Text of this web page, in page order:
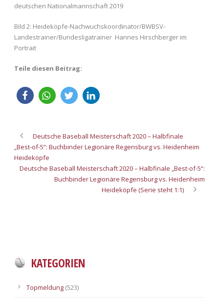
deutschen Nationalmannschaft 2019
Bild 2: Heideköpfe-Nachwuchskoordinator/BWBSV-
Landestrainer/Bundesligatrainer Hannes Hirschberger im
Portrait
Teile diesen Beitrag:
Deutsche Baseball Meisterschaft 2020 – Halbfinale
„Best-of-5“: Buchbinder Legionäre Regensburg vs. Heidenheim
Heideköpfe
Deutsche Baseball Meisterschaft 2020 – Halbfinale „Best-of-5“:
Buchbinder Legionäre Regensburg vs. Heidenheim
Heideköpfe (Serie steht 1:1)
KATEGORIEN
Topmeldung (523)